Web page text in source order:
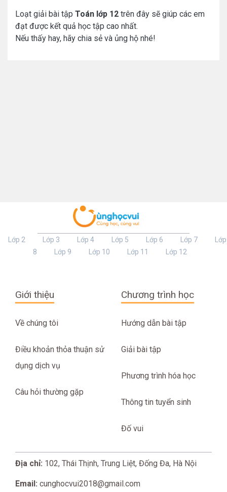
Loạt giải bài tập Toán lớp 12 trên đây sẽ giúp các em
đạt được kết quả học tập cao nhất.
Nếu thấy hay, hãy chia sẻ và ủng hộ nhé!
Lớp 2 Lớp 3 Lớp 4 Lớp 5 Lớp 6 Lớp 7
Lớp
8
Lớp 9 Lớp 10 Lớp 11 Lớp 12
Giới thiệu
Về chúng tôi
Điều khoản thỏa thuận sử
dụng dịch vụ
Câu hỏi thường gặp
Chương trình học
Hướng dẫn bài tập
Giải bài tập
Phương trình hóa học
Thông tin tuyển sinh
Đố vui
Địa chỉ: 102, Thái Thịnh, Trung Liệt, Đống Đa, Hà Nội
Email: cunghocvui2018@gmail.com